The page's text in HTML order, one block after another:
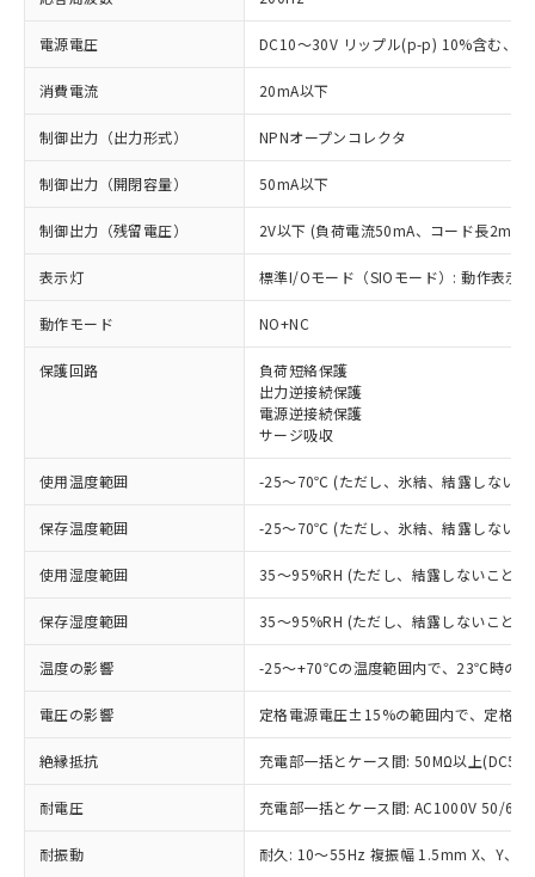
電源電圧 DC10～30V リップル(p-p) 10%含む、
消費電流 20mA以下
制御出力（出力形式） NPNオープンコレクタ
制御出力（開閉容量） 50mA以下
制御出力（残留電圧） 2V以下 (負荷電流50mA、コード長2m時)
表示灯 標準I/Oモード（SIOモード）: 動作表示
動作モード NO+NC
保護回路
負荷短絡保護
出力逆接続保護
電源逆接続保護
サージ吸収
使用温度範囲 -25～70℃ (ただし、氷結、結露しないこ
保存温度範囲 -25～70℃ (ただし、氷結、結露しないこ
使用湿度範囲 35～95%RH (ただし、結露しないこと)
保存湿度範囲 35～95%RH (ただし、結露しないこと)
温度の影響 -25～+70℃の温度範囲内で、23℃時の
電圧の影響 定格電源電圧±15%の範囲内で、定格
絶縁抵抗 充電部一括とケース間: 50MΩ以上
耐電圧 充電部一括とケース間: AC1000V 50/
耐振動 耐久: 10～55Hz 複振幅 1.5mm X、Y、Z
ご利用条件
ご利用ください。
本サービスは、当社制御機器事業取扱
商品の当社在庫状況および標準価格
(税抜)を提供させていただくもので
当社制御機器事業取扱商品の中には、
本サービスの対象外となる商品もある
ことをご了承ください。
在庫状況および標準価格照会結果は、
記載している更新日時点での社内デー
タに基づき作成されるものであり、閲
対応済み：EU RoHS指令（10物質）の
非含有に対応した製品が提供可能な商品で
有に対応した製品に切り替える予定のある
商品です。
対応予定なし：EU RoHS指令（10物質）の
非含有に非対応の商品で、対応品を出す予
調査・確認中：EU RoHS指令（10物質）の
非含有の対応状況を調査中または確認中の
商品です。
非該当品：ライセンス料など無形物で、有
害物質有無と関係のない商品です。
仕入先様の事情により、非含有部品として
いたものが、含有品と判明した場合などや
むを得ず変更することがあります。
*EU RoHS指令（10物質）：
鉛(Pb) 1000ppm以下、 水銀(Hg) 1000ppm以下、 カド
※1 中国RoHS○×表
「○」：最大均質材料含有率が中国RoHSの
基準値以下であることを示します。
「×」：最大均質材料含有率が中国RoHSの
基準値を超えていることを示します。
「－」：未確認です。当社販売部門へお問
*中国RoHS10物質の基準値 (GB/T26572)：
当社は、これら貴社製品のうち、外国
為替および外国貿易法に定める商品
（以下｢規制貨物等」という）を輸出
または国外への提供する場合は、日本